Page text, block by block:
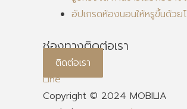
อัปเกรดห้องนอนให้หรูขึ้นด้วย
ช่องทางติดต่อเรา
ติดต่อเรา
Line
Copyright © 2024 MOBILIA